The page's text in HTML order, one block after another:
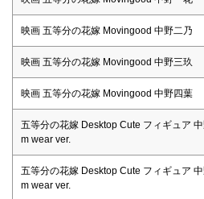
映画 五等分の花嫁 Movingood 中野二乃
映画 五等分の花嫁 Movingood 中野三玖
映画 五等分の花嫁 Movingood 中野四葉
五等分の花嫁 Desktop Cute フィギュア
m wear ver.
五等分の花嫁 Desktop Cute フィギュア
m wear ver.